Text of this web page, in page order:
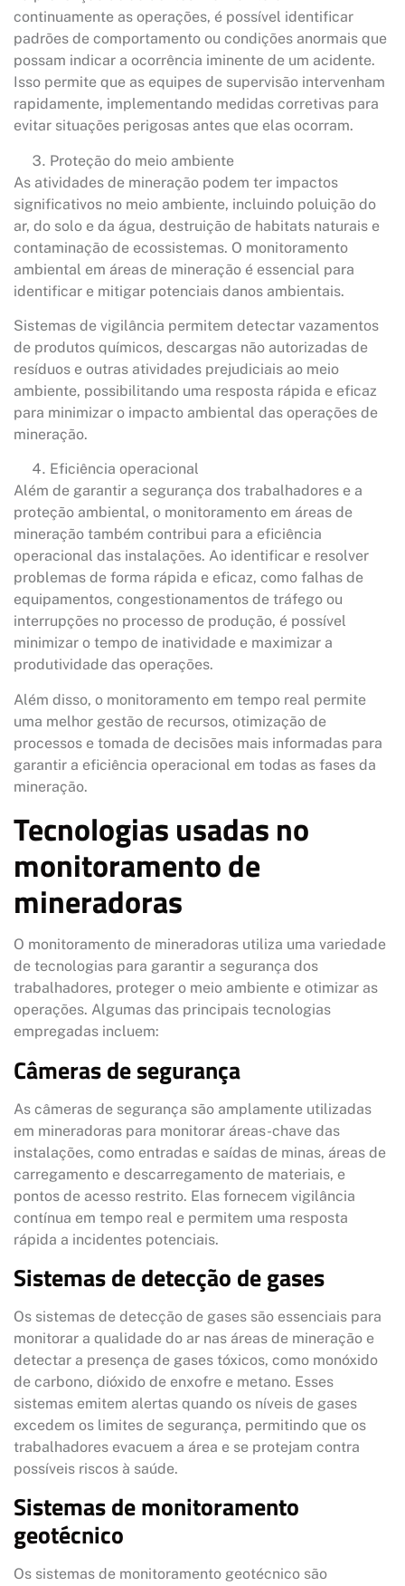
continuamente as operações, é possível identificar
padrões de comportamento ou condições anormais que
possam indicar a ocorrência iminente de um acidente.
Isso permite que as equipes de supervisão intervenham
rapidamente, implementando medidas corretivas para
evitar situações perigosas antes que elas ocorram.
Proteção do meio ambiente
As atividades de mineração podem ter impactos
significativos no meio ambiente, incluindo poluição do
ar, do solo e da água, destruição de habitats naturais e
contaminação de ecossistemas. O monitoramento
ambiental em áreas de mineração é essencial para
identificar e mitigar potenciais danos ambientais.
Sistemas de vigilância permitem detectar vazamentos
de produtos químicos, descargas não autorizadas de
resíduos e outras atividades prejudiciais ao meio
ambiente, possibilitando uma resposta rápida e eficaz
para minimizar o impacto ambiental das operações de
mineração.
Eficiência operacional
Além de garantir a segurança dos trabalhadores e a
proteção ambiental, o monitoramento em áreas de
mineração também contribui para a eficiência
operacional das instalações. Ao identificar e resolver
problemas de forma rápida e eficaz, como falhas de
equipamentos, congestionamentos de tráfego ou
interrupções no processo de produção, é possível
minimizar o tempo de inatividade e maximizar a
produtividade das operações.
Além disso, o monitoramento em tempo real permite
uma melhor gestão de recursos, otimização de
processos e tomada de decisões mais informadas para
garantir a eficiência operacional em todas as fases da
mineração.
Tecnologias usadas no
monitoramento de
mineradoras
O monitoramento de mineradoras utiliza uma variedade
de tecnologias para garantir a segurança dos
trabalhadores, proteger o meio ambiente e otimizar as
operações. Algumas das principais tecnologias
empregadas incluem:
Câmeras de segurança
As câmeras de segurança são amplamente utilizadas
em mineradoras para monitorar áreas-chave das
instalações, como entradas e saídas de minas, áreas de
carregamento e descarregamento de materiais, e
pontos de acesso restrito. Elas fornecem vigilância
contínua em tempo real e permitem uma resposta
rápida a incidentes potenciais.
Sistemas de detecção de gases
Os sistemas de detecção de gases são essenciais para
monitorar a qualidade do ar nas áreas de mineração e
detectar a presença de gases tóxicos, como monóxido
de carbono, dióxido de enxofre e metano. Esses
sistemas emitem alertas quando os níveis de gases
excedem os limites de segurança, permitindo que os
trabalhadores evacuem a área e se protejam contra
possíveis riscos à saúde.
Sistemas de monitoramento
geotécnico
Os sistemas de monitoramento geotécnico são